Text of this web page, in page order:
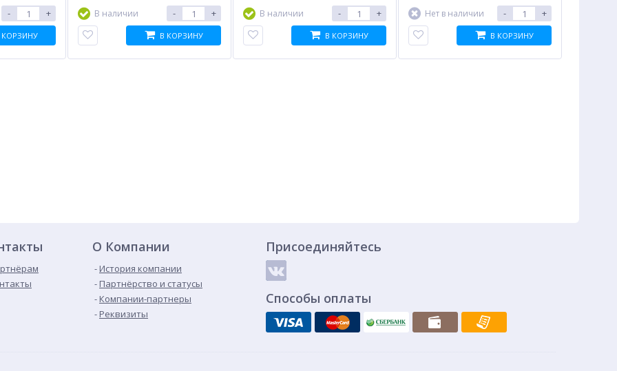
Картридж CACTUS CS-
CE278AS, черный
549.00руб.
Стайлер DYSON HS08,
синий
53 891.00руб.
Коробка монтажная для
видеокамеры МК
МК+Видео
440.50руб.
Беспроводной Wi-Fi
роутер KEENETIC Explorer
4G (KN-4910)
8 334.00руб.
- +
КОРЗИНУ
В наличии
- +
В КОРЗИНУ
В наличии
- +
В КОРЗИНУ
Нет в наличии
- +
В КОРЗИНУ
О Компании
История компании
Партнёрство и статусы
Компании-партнеры
Реквизиты
Присоединяйтесь
Способы оплаты